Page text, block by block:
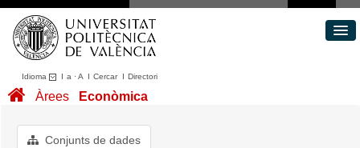
Idioma I a ·A I CercarI Directori
Conjunts de dades
Quant a
Àrees Econòmica
Conjunts de dades